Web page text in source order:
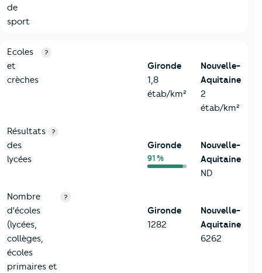
de
sport
4-Education
Critères
Ecoles
et
crèches
?
Gironde
1,8
étab/km²
Nouvelle-
Aquitaine
2
étab/km²
Résultats
des
lycées
?
Gironde
91 %
Nouvelle-
Aquitaine
ND
Nombre
d'écoles
(lycées,
collèges,
écoles
primaires et
?
Gironde
1282
Nouvelle-
Aquitaine
6262